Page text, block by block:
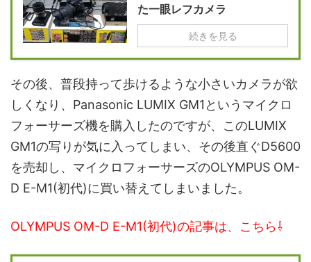
た一眼レフカメラ
続きを見る
その後、普段持って歩けるような小さいカメラが欲
しくなり、Panasonic LUMIX GM1というマイクロ
フォーサーズ機を購入したのですが、このLUMIX
GM1の写りが気に入ってしまい、その後直ぐD5600
を売却し、マイクロフォーサーズのOLYMPUS OM-
D E-M1(初代)に買い替えてしまいました。
OLYMPUS OM-D E-M1(初代)の記事は、こちら⇩